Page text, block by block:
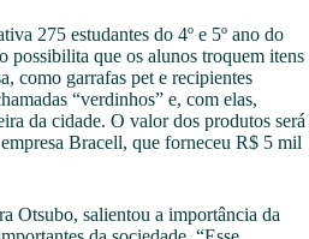
275 estudantes do 4º e 5º ano do
possibilita que os alunos troquem itens
como garrafas pet e recipientes
“verdinhos” e, com elas,
da cidade. O valor dos produtos será
Bracell, que forneceu R$ 5 mil
Otsubo, salientou a importância da